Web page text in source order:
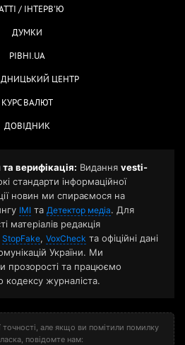
/ ІНТЕРВ'Ю
ДУМКИ
РІВНІ.UA
ЦЕНТР
КУРС ВАЛЮТ
ДОВІДНИК
верифікація: Видання vesti-
стандарти інформаційної
новин ми спираємося на
ІМІ та Детектор медіа. Для
матеріалів редакція
StopFake, VoxCheck та офіційні дані
України. Ми
прозорості та працюємо
кодексу журналіста.
але якщо ви помітили помилку
повідомте нам: